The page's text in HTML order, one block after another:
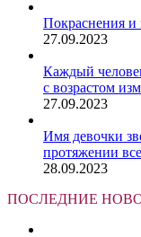
Покраснения и
27.09.2023
Каждый
с возрастом
27.09.2023
Имя девочки
протяжении
28.09.2023
ПОСЛЕДНИЕ